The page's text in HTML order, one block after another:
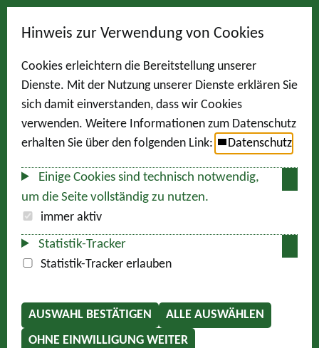
Hinweis zur Verwendung von Cookies
Cookies erleichtern die Bereitstellung unserer
Dienste. Mit der Nutzung unserer Dienste erklären Sie
sich damit einverstanden, dass wir Cookies
verwenden. Weitere Informationen zum Datenschutz
erhalten Sie über den folgenden Link:
Datenschutz
Einige Cookies sind technisch notwendig,
um die Seite vollständig zu nutzen.
immer aktiv
Statistik-Tracker
Statistik-Tracker erlauben
AUSWAHL BESTÄTIGEN
ALLE AUSWÄHLEN
OHNE EINWILLIGUNG WEITER